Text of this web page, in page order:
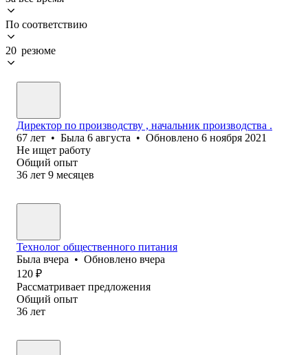
По соответствию
20 резюме
Директор по производству , начальник производства .
67 лет • Была 6 августа • Обновлено 6 ноября 2021
Не ищет работу
Общий опыт
36 лет 9 месяцев
Технолог общественного питания
Была вчера • Обновлено вчера
120 ₽
Рассматривает предложения
Общий опыт
36 лет